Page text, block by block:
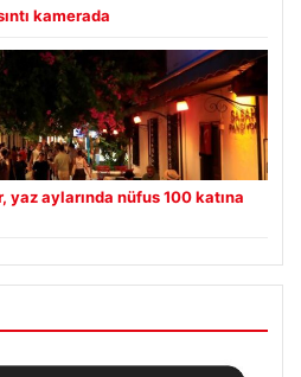
kamerada
yaz aylarında nüfus 100 katına